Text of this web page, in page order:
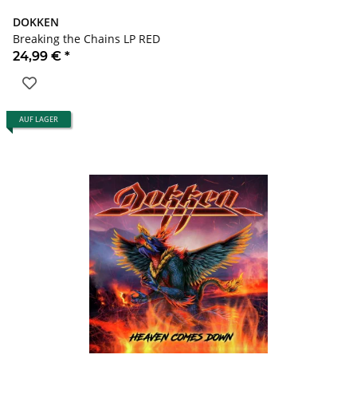
DOKKEN
Breaking the Chains LP RED
24,99 € *
AUF LAGER